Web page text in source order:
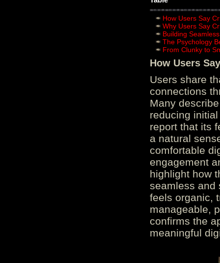
How Users Say
Why Users Say
Building
The Psychology
From Clunky to
How Users
Users share
connections
Many
reducing
report that its
a natural
comfortable
engagement
highlight how
seamless and
feels organic,
manageable,
confirms the
meaningful